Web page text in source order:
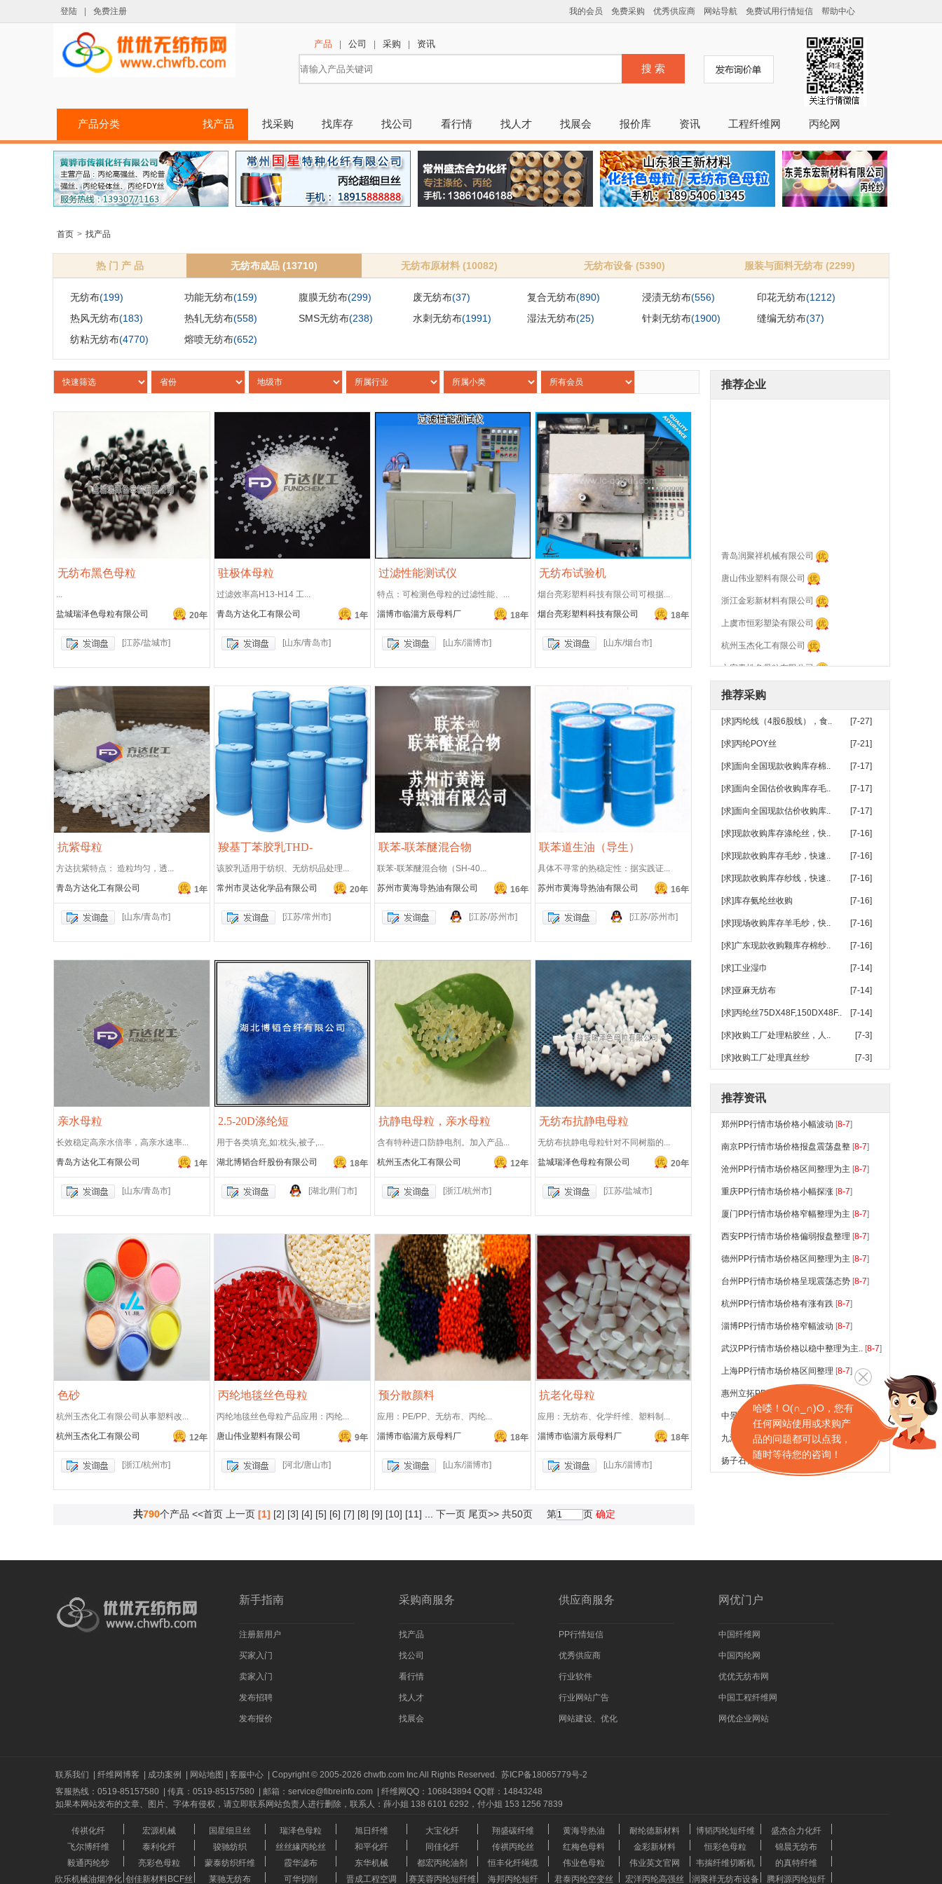
登陆 免费注册 我的会员 免费采购 优秀供应商 网站导航 免费试用行情短信 帮助中心
产品 公司 采购 资讯
搜 索
产品分类 找产品 找采购 找库存 找公司 看行情 找人才 找展会 报价库 资讯 工程纤维网 丙纶网
首页 > 找产品
热 门 产 品 无纺布成品 (13710) 无纺布原材料 (10082) 无纺布设备 (5390) 服装与面料无纺布 (2299)
无纺布(199) 功能无纺布(159) 腹膜无纺布(299) 废无纺布(37) 复合无纺布(890) 浸渍无纺布(556) 印花无纺布(1212)
热风无纺布(183) 热轧无纺布(558) SMS无纺布(238) 水刺无纺布(1991) 湿法无纺布(25) 针刺无纺布(1900) 缝编无纺布(37)
纺粘无纺布(4770) 熔喷无纺布(652)
无纺布黑色母粒
...
盐城瑞泽色母粒有限公司
20年
[江苏/盐城市]
驻极体母粒
过滤效率高H13-H14 工...
青岛方达化工有限公司
1年
[山东/青岛市]
过滤性能测试仪
特点：可检测色母粒的过滤性能、...
淄博市临淄方辰母料厂
18年
[山东/淄博市]
无纺布试验机
烟台亮彩塑料科技有限公司可根据...
烟台亮彩塑料科技有限公司
18年
[山东/烟台市]
抗紫母粒
方达抗紫特点： 造粒均匀，透...
青岛方达化工有限公司
1年
[山东/青岛市]
羧基丁苯胶乳THD-
该胶乳适用于纺织、无纺织品处理...
常州市灵达化学品有限公司
20年
[江苏/常州市]
联苯-联苯醚混合物
联苯-联苯醚混合物（SH-40...
苏州市黄海导热油有限公司
16年
[江苏/苏州市]
联苯道生油（导生）
具体不寻常的热稳定性：据实践证...
苏州市黄海导热油有限公司
16年
[江苏/苏州市]
亲水母粒
长效稳定高亲水倍率，高亲水速率...
青岛方达化工有限公司
1年
[山东/青岛市]
2.5-20D涤纶短
用于各类填充,如:枕头,被子,...
湖北博韬合纤股份有限公司
18年
[湖北/荆门市]
抗静电母粒，亲水母粒
含有特种进口防静电剂。加入产品...
杭州玉杰化工有限公司
12年
[浙江/杭州市]
无纺布抗静电母粒
无纺布抗静电母粒针对不同树脂的...
盐城瑞泽色母粒有限公司
20年
[江苏/盐城市]
色砂
杭州玉杰化工有限公司从事塑料改...
杭州玉杰化工有限公司
12年
[浙江/杭州市]
丙纶地毯丝色母粒
丙纶地毯丝色母粒产品应用：丙纶...
唐山伟业塑料有限公司
9年
[河北/唐山市]
预分散颜料
应用：PE/PP、无纺布、丙纶...
淄博市临淄方辰母料厂
18年
[山东/淄博市]
抗老化母粒
应用：无纺布、化学纤维、塑料制...
淄博市临淄方辰母料厂
18年
[山东/淄博市]
共790个产品 <<首页 上一页 [1] [2] [3] [4] [5] [6] [7] [8] [9] [10] [11] 下一页 尾页>>共50页 第 页 确定
推荐企业
浙江金彩新材料有限公司
六安青松色母粒有限公司
常州运成化纤材料有限公司
湖北博韬合纤股份有限公司
淄博市临淄方辰母料厂
江苏普莱克红梅色母料有限公司
烟台亮彩塑料科技有限公司
上海宝明化纤原料有限公司
盐城瑞泽色母粒有限公司
常州市灵达化学品有限公司
推荐采购
[求]丙纶线（4股6股线），食.. [7-27]
[求]丙纶POY丝 [7-21]
[求]面向全国现款收购库存棉.. [7-17]
[求]面向全国估价收购库存毛.. [7-17]
[求]面向全国现款估价收购库.. [7-17]
[求]现款收购库存涤纶丝，快.. [7-16]
[求]现款收购库存毛纱，快速.. [7-16]
[求]现款收购库存纱线，快速.. [7-16]
[求]库存氨纶丝收购 [7-16]
[求]现场收购库存羊毛纱，快.. [7-16]
[求]广东现款收购颗库存棉纱.. [7-16]
[求]工业湿巾 [7-14]
[求]亚麻无纺布 [7-14]
[求]丙纶丝75DX48F,150DX48F.. [7-14]
[求]收购工厂处理粘胶丝，人.. [7-3]
[求]收购工厂处理真丝纱 [7-3]
推荐资讯
郑州PP行情市场价格小幅波动 [8-7]
南京PP行情市场价格报盘震荡盘整 [8-7]
沧州PP行情市场价格区间整理为主 [8-7]
重庆PP行情市场价格小幅探涨 [8-7]
厦门PP行情市场价格窄幅整理为主 [8-7]
西安PP行情市场价格偏弱报盘整理 [8-7]
德州PP行情市场价格区间整理为主 [8-7]
台州PP行情市场价格呈现震荡态势 [8-7]
杭州PP行情市场价格有涨有跌 [8-7]
淄博PP行情市场价格窄幅波动 [8-7]
武汉PP行情市场价格以稳中整理为主.. [8-7]
上海PP行情市场价格区间整理 [8-7]
惠州立拓PP装置报道
中景石化PP装置报道 [8-7
九江石化PP装置报道[8-7]
扬子石化PP装置报道[8-7]
新手指南
注册新用户
买家入门
卖家入门
发布招聘
发布报价
采购商服务
找产品
找公司
看行情
找人才
找展会
供应商服务
PP行情短信
优秀供应商
行业软件
行业网站广告
网站建设、优化
网优门户
中国纤维网
中国丙纶网
优优无纺布网
中国工程纤维网
网优企业网站
联系我们 纤维网博客 成功案例 网站地图 客服中心 Copyright © 2005-2026 chwfb.com Inc All Rights Reserved. 苏ICP备18065779号-2
客服热线：0519-85157580
传真：0519-85157580 邮箱：service@fibreinfo.com
纤维网QQ：106843894 QQ群：14843248
如果本网站发布的文章、图片、字体有侵权，请立即联系网站负责人进行删除，联系人：薛小姐 138 6101 6292，付小姐 153 1256 7839
传祺化纤 宏源机械 国星细旦丝 瑞泽色母粒 旭日纤维 大宝化纤 翔盛碳纤维 黄海导热油 耐纶德新材料 博韬丙纶短纤维
盛杰合力化纤
飞尔博纤维
泰利化纤 骏驰纺织 丝丝緣丙纶丝 和平化纤 同佳化纤 传祺丙纶丝 红梅色母料 金彩新材料 恒彩色母粒
锦晨无纺布
毅通丙纶纱
亮彩色母粒 蒙泰纺织纤维 霞华滤布 东华机械 都宏丙纶油剂 恒丰化纤绳缆 伟业色母粒 伟业英文官网 韦揣纤维切断机
的真特纤维
欣乐机械油烟净化 创佳新材料BCF丝 莱驰无纺布 可华切削 晋成工程空调 赛芙蓉丙纶短纤维 海邦丙纶短纤 君泰丙纶空变丝 宏洋丙纶高强丝 润聚祥无纺布设备 腾利源丙纶短纤
哈喽！O(∩_∩)O，您有
任何网站使用或求购产
品的问题都可以点我，
随时等待您的咨询！